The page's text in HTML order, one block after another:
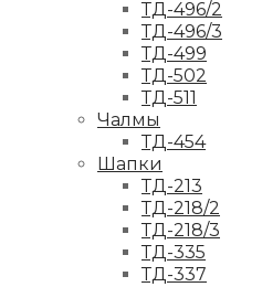
ТД-496/2
ТД-496/3
ТД-499
ТД-502
ТД-511
Чалмы
ТД-454
Шапки
ТД-213
ТД-218/2
ТД-218/3
ТД-335
ТД-337